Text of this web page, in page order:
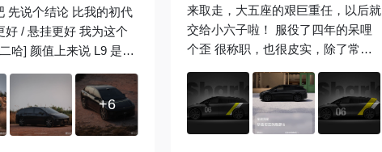
先说个结论 比我的初代
悬挂更好 我为这个
L9 是稳
后方看它 真的像一只伺
台最便宜的
最好开的理想@小白同
+6
来取走，大五座的艰巨重任，以后就
交给小六子啦！ 服役了四年的呆哩
个歪 很称职，也很皮实，除了常规
默默担任家里第二台车的工作，储物
空间同级别无敌，简直是我们家的移
动仓库 但 开惯了理想后 我还是希望